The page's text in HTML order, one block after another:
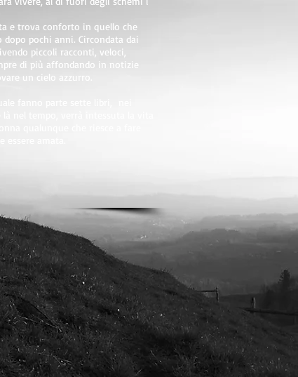
e trova conforto in quello che
pochi anni. Circondata dai
piccoli racconti, veloci,
di più affondando in notizie
un cielo azzurro.
fanno parte sette libri, nei
nel tempo, verrà intessuta la vita
qualunque che riesce a fare
amata.